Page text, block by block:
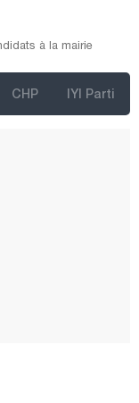
à la mairie
CHP IYI Parti